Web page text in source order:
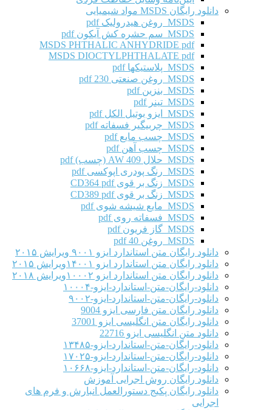
دانلود رایگان MSDS مواد شیمیایی
MSDS روغن هیدرولیک pdf
MSDS سم حشره کش آیکون pdf
MSDS PHTHALIC ANHYDRIDE pdf
MSDS DIOCTYLPHTHALATE pdf
MSDS پلاستیکها pdf
MSDS روغن صنعتی 230 pdf
MSDS بنزین pdf
MSDS تینر pdf
MSDS ایزو بوتیل الکل pdf
MSDS چربیگیر فسفاته pdf
MSDS چسب مایع pdf
MSDS چسب آهن pdf
MSDS حلال AW 409 (چسب) pdf
MSDS رنگ پودری اپوکسی pdf
MSDS زنگ بر قوی CD364 pdf
MSDS زنگ بر قوی CD389 pdf
MSDS مایع شیشه شوی pdf
MSDS فسفاته روی pdf
MSDS گاز فریون pdf
MSDS روغن 40 pdf
دانلود رایگان متن استاندارد ایزو ۹۰۰۱ ویرایش ۲۰۱۵
دانلود رایگان متن استاندارد ایزو ۱۴۰۰۱ویرایش ۲۰۱۵
دانلود رایگان متن استاندارد ایزو ۱۰۰۰۲ویرایش ۲۰۱۸
دانلود-رایگان-متن-استاندارد-ایزو-۱۰۰۰۴
دانلود-رایگان-متن-استاندارد-ایزو-۹۰۰۲
دانلود رایگان متن فارسی ایزو 9004
دانلود رایگان متن انگلیسی ایزو 37001
دانلود متن انگلیسی ایزو 22716
دانلود-رایگان-متن-استاندارد-ایزو-۱۳۴۸۵
دانلود-رایگان-متن-استاندارد-ایزو-۱۷۰۲۵
دانلود-رایگان-متن-استاندارد-ایزو-۱۰۶۶۸
دانلود رایگان روش اجرایی آموزش
دانلود رایگان پکیج دستورالعمل انبارش و فرم های
اجرایی